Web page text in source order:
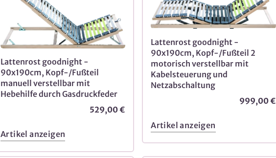
Lattenrost goodnight -
90x190cm, Kopf-/Fußteil
manuell verstellbar mit
Hebehilfe durch Gasdruckfeder
529,00 €
Artikel anzeigen
Lattenrost goodnight -
90x190cm, Kopf-/Fußteil 2
motorisch verstellbar mit
Kabelsteuerung und
Netzabschaltung
999,00 €
Artikel anzeigen